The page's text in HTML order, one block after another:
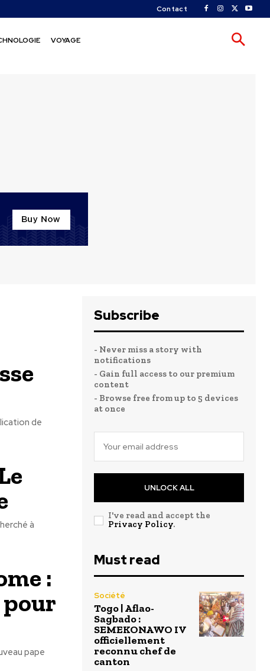
Contact
VOYAGE
de
à
:
pour
pape
Subscribe
- Never miss a story with
notifications
- Gain full access to our premium
content
- Browse free from up to 5 devices
at once
UNLOCK ALL
I've read and accept the
Privacy Policy.
Must read
Société
Togo | Aflao-
Sagbado :
SEMEKONAWO IV
officiellement
reconnu chef de
canton